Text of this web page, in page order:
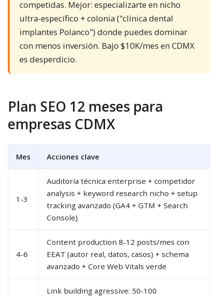
competidas. Mejor: especializarte en nicho
ultra-específico + colonia ("clínica dental
implantes Polanco") donde puedes dominar
con menos inversión. Bajo $10K/mes en CDMX
es desperdicio.
Plan SEO 12 meses para
empresas CDMX
Mes Acciones clave
1-3
Auditoría técnica enterprise + competidor
analysis + keyword research nicho + setup
tracking avanzado (GA4 + GTM + Search
Console)
4-6
Content production 8-12 posts/mes con
EEAT (autor real, datos, casos) + schema
avanzado + Core Web Vitals verde
Link building agressive: 50-100